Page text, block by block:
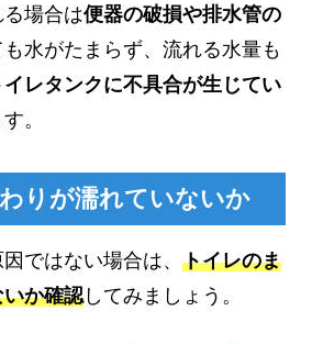
場合は便器の破損や排水管の
水がたまらず、流れる水量も
イレタンクに不具合が生じてい
。
りが濡れていないか
ではない場合は、 トイレのま
か確認してみましょう。